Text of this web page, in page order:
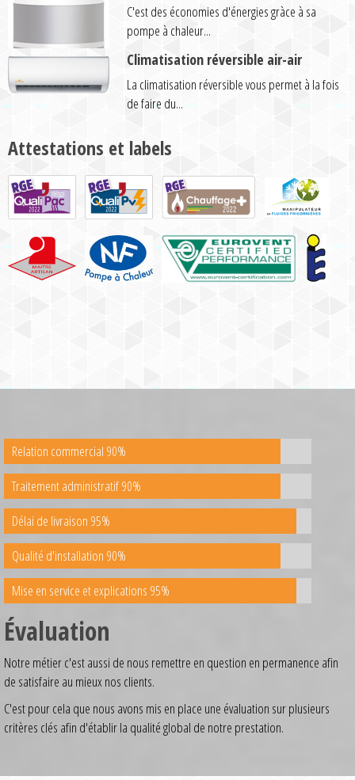
C'est des économies d'énergies gràce à sa
pompe à chaleur...
Climatisation réversible air-air
La climatisation réversible vous permet à la fois
de faire du...
Attestations et labels
Relation commercial 90%
Traitement administratif 90%
Délai de livraison 95%
Qualité d'installation 90%
Mise en service et explications 95%
Évaluation
Notre métier c'est aussi de nous remettre en question en permanence afin
de satisfaire au mieux nos clients.
C'est pour cela que nous avons mis en place une évaluation sur plusieurs
critères clés afin d'établir la qualité global de notre prestation.